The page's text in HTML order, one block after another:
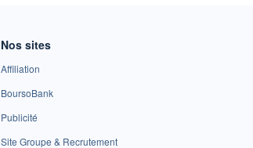
Nos sites
Affiliation
BoursoBank
Publicité
Site Groupe & Recrutement